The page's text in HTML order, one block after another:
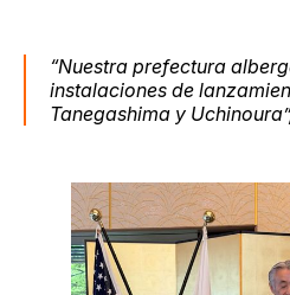
“Nuestra prefectura
instalaciones de
Tanegashima y